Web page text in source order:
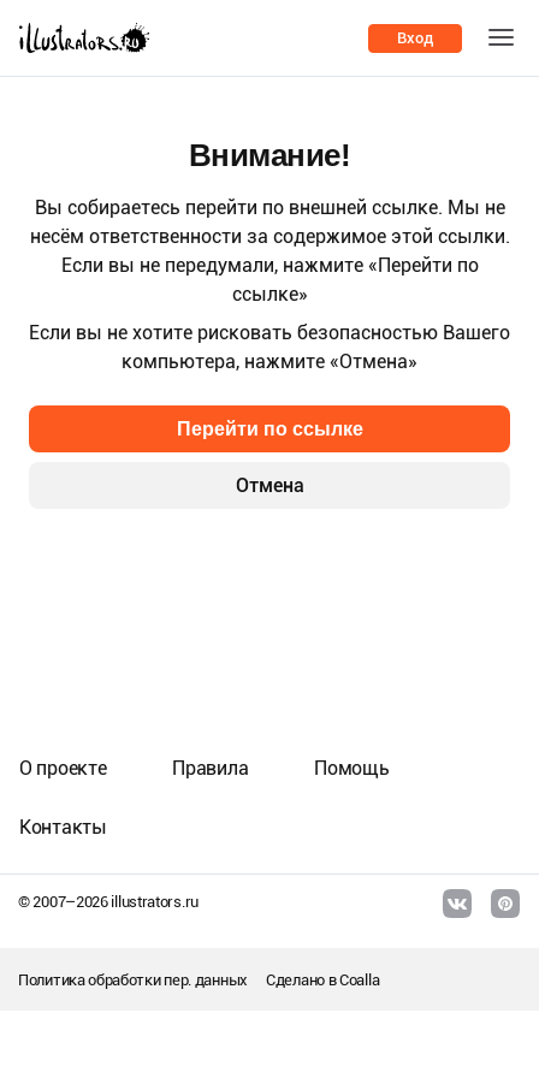
Вход
Внимание!
Вы собираетесь перейти по внешней ссылке. Мы не
несём ответственности за содержимое этой ссылки.
Если вы не передумали, нажмите «Перейти по
ссылке»
Если вы не хотите рисковать безопасностью Вашего
компьютера, нажмите «Отмена»
Отмена
Перейти по ссылке
© 2007–2026illustrators.ru
О проекте Правила Помощь
Контакты
Политика обработки пер. данных Сделано вCoalla